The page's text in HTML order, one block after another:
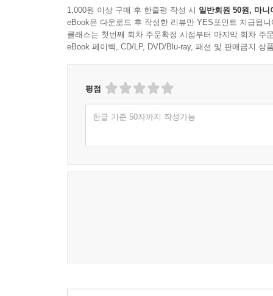
1,000원 이상 구매 후 한줄평 작성 시 일반회원 50원, 마니
eBook은 다운로드 후 작성한 리뷰만 YES포인트 지급됩니
클래스는 첫번째 회차 주문확정 시점부터 마지막 회차 주
eBook 페이백, CD/LP, DVD/Blu-ray, 패션 및 판매금지 상
평점
한글 기준 50자까지 작성가능